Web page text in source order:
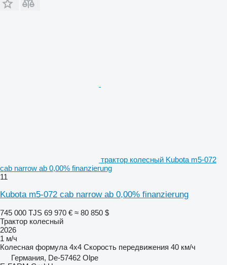
трактор колесный Kubota m5-072
cab narrow ab 0,00% finanzierung
11
Kubota m5-072 cab narrow ab 0,00% finanzierung
745 000 TJS 69 970 € ≈ 80 850 $
Трактор колесный
2026
1 м/ч
Колесная формула 4x4 Скорость передвижения 40 км/ч
Германия, De-57462 Olpe